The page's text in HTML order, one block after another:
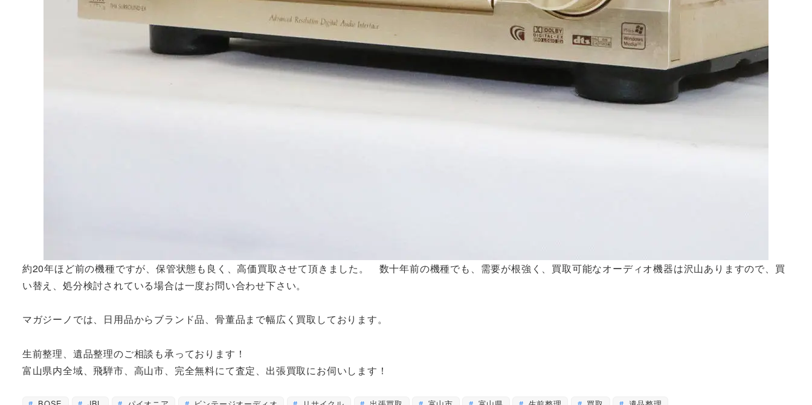
約20年ほど前の機種ですが、保管状態も良く、高価買取させて頂きました。 数十年前の機種でも、需要が根強く、買取可能なオーディオ機器は沢山ありますので、買
い替え、処分検討されている場合は一度お問い合わせ下さい。
マガジーノでは、日用品からブランド品、骨董品まで幅広く買取しております。
生前整理、遺品整理のご相談も承っております！
富山県内全域、飛騨市、高山市、完全無料にて査定、出張買取にお伺いします！